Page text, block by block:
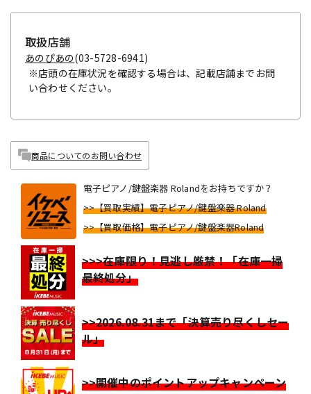
取扱店舗
あのぴあの(03-5728-6941)
※店頭の在庫状況を確認する場合は、記載店舗までお問
い合わせください。
商品についてのお問い合わせ
電子ピアノ/鍵盤楽器 Rolandをお持ちですか？
>>【買取実績】電子ピアノ/鍵盤楽器 Roland
>>【買取価格】電子ピアノ/鍵盤楽器Roland
>>>在庫限り！見逃し厳禁！「在庫一掃
最終処分」
>>2026.08.31まで「決算売り尽くしセー
ル」
>>開催中のポイントアップキャンペーン